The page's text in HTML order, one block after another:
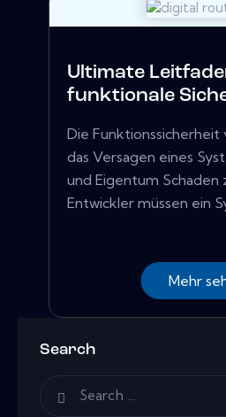
Ultimate
funktionale
Die
das Versagen eines
und Eigentum Schaden
Entwickler müssen ein
Mehr
Search